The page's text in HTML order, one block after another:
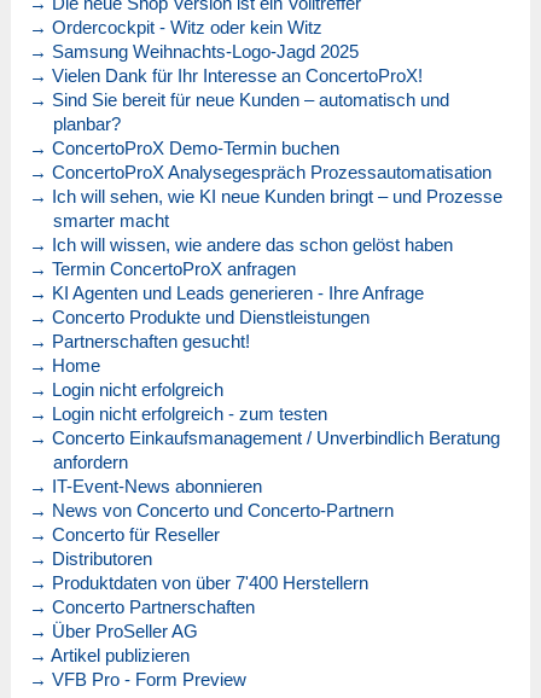
→ Ordercockpit - Witz oder kein Witz
→ Samsung Weihnachts-Logo-Jagd 2025
→ Vielen Dank für Ihr Interesse an ConcertoProX!
→ Sind Sie bereit für neue Kunden – automatisch und
planbar?
→ ConcertoProX Demo-Termin buchen
→ ConcertoProX Analysegespräch Prozessautomatisation
→ Ich will sehen, wie KI neue Kunden bringt – und Prozesse
smarter macht
→ Ich will wissen, wie andere das schon gelöst haben
→ Termin ConcertoProX anfragen
→ KI Agenten und Leads generieren - Ihre Anfrage
→ Concerto Produkte und Dienstleistungen
→ Partnerschaften gesucht!
→ Home
→ Login nicht erfolgreich
→ Login nicht erfolgreich - zum testen
→ Concerto Einkaufsmanagement / Unverbindlich Beratung
anfordern
→ IT-Event-News abonnieren
→ News von Concerto und Concerto-Partnern
→ Concerto für Reseller
→ Distributoren
→ Produktdaten von über 7'400 Herstellern
→ Concerto Partnerschaften
→ Über ProSeller AG
→ Artikel publizieren
→ VFB Pro - Form Preview